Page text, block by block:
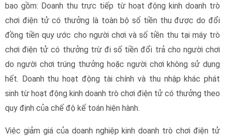
bao gồm: Doanh thu trực tiếp từ hoạt động kinh doanh trò
chơi điện tử có thưởng là toàn bộ số tiền thu được do đổi
đồng tiền quy ước cho người chơi và số tiền thu tại máy trò
chơi điện tử có thưởng trừ đi số tiền đổi trả cho người chơi
do người chơi trúng thưởng hoặc người chơi không sử dụng
hết. Doanh thu hoạt động tài chính và thu nhập khác phát
sinh từ hoạt động kinh doanh trò chơi điện tử có thưởng theo
quy định của chế độ kế toán hiện hành.
Việc giảm giá của doanh nghiệp kinh doanh trò chơi điện tử